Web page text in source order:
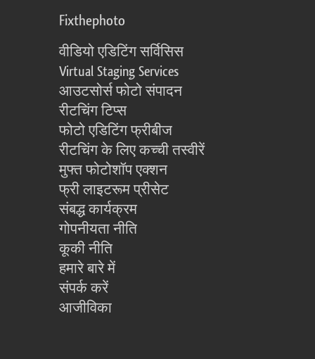
Fixthephoto
वीडियो एडिटिंग सर्विसिस
Virtual Staging Services
आउटसोर्स फोटो संपादन
रीटचिंग टिप्स
फोटो एडिटिंग फ्रीबीज
रीटचिंग के लिए कच्ची तस्वीरें
मुफ्त फोटोशॉप एक्शन
फ्री लाइटरूम प्रीसेट
संबद्ध कार्यक्रम
गोपनीयता नीति
कूकी नीति
हमारे बारे में
संपर्क करें
आजीविका